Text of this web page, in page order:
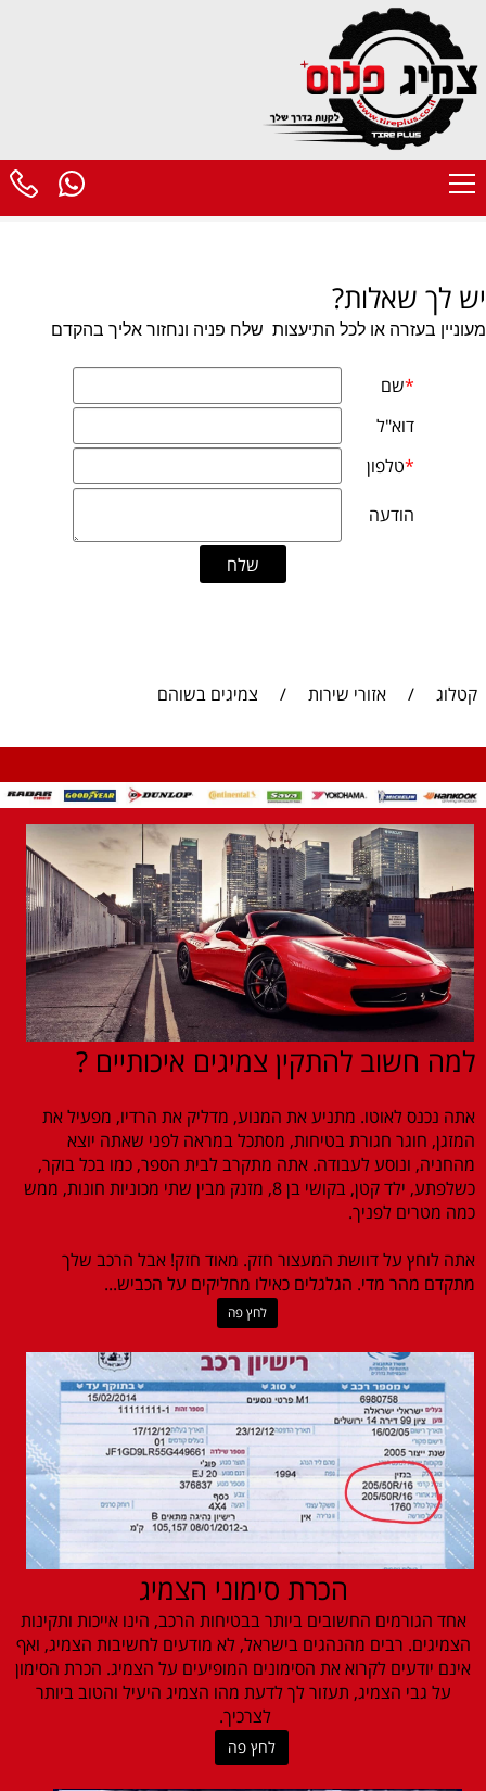
יש לך שאלות?
מעוניין בעזרה או לכל התיעצות שלח פניה ונחזור אליך בהקדם
קטלוג / אזורי שירות / צמיגים בשוהם
למה חשוב להתקין צמיגים איכותיים ?
אתה נכנס לאוטו. מתניע את המנוע, מדליק את הרדיו, מפעיל את
המזגן, חוגר חגורת בטיחות, מסתכל במראה לפני שאתה יוצא
מהחניה, ונוסע לעבודה. אתה מתקרב לבית הספר, כמו בכל בוקר,
כשלפתע, ילד קטן, בקושי בן 8, מזנק מבין שתי מכוניות חונות, ממש
כמה מטרים לפניך.
אתה לוחץ על דוושת המעצור חזק. מאוד חזק! אבל הרכב שלך
מתקדם מהר מדי. הגלגלים כאילו מחליקים על הכביש...
לחץ פה
הכרת סימוני הצמיג
אחד הגורמים החשובים ביותר בבטיחות הרכב, הינו אייכות ותקינות
הצמיגים. רבים מהנהגים בישראל, לא מודעים לחשיבות הצמיג, ואף
אינם יודעים לקרוא את הסימונים המופיעים על הצמיג. הכרת הסימון
על גבי הצמיג, תעזור לך לדעת מהו הצמיג היעיל והטוב ביותר
לצרכיך.
לחץ פה